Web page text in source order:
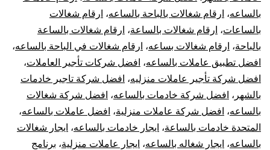
بالساعه، ارقام شغالات بالباحة بالساعه، ارقام شغالات
بالساعات، ارقام شغالات بالساعة، ارقام شغالات بالساعة
بالباحة، ارقام شغالات بساعه، ارقام شغالات في الباحة بالساعه،
افضل تطبيق عاملات بالساعه، افضل شركات تأجير العاملات،
افضل شركة تأجير عاملات منزليه، افضل شركة تاجير خادمات
بالشهر ، افضل شركة خادمات بالساعه، افضل شركة شغالات
بالساعه، افضل شركة عاملات منزلية، افضل عاملات بالساعه،
المتحدة خادمات بالساعة، ايجار خادمات بالساعه، ايجار شغالات
بالساعه، ايجار شغاله بالساعه، ايجار عاملات منزلية، برنامج